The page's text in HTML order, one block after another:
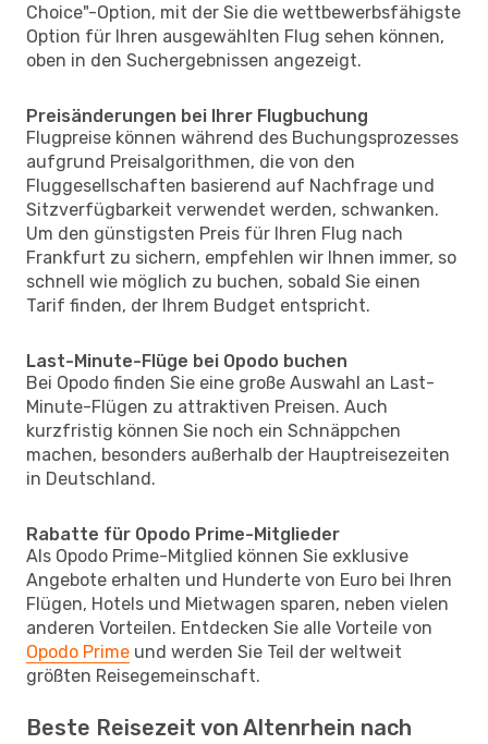
Choice"-Option, mit der Sie die wettbewerbsfähigste
Option für Ihren ausgewählten Flug sehen können,
oben in den Suchergebnissen angezeigt.
Preisänderungen bei Ihrer Flugbuchung
Flugpreise können während des Buchungsprozesses
aufgrund Preisalgorithmen, die von den
Fluggesellschaften basierend auf Nachfrage und
Sitzverfügbarkeit verwendet werden, schwanken.
Um den günstigsten Preis für Ihren Flug nach
Frankfurt zu sichern, empfehlen wir Ihnen immer, so
schnell wie möglich zu buchen, sobald Sie einen
Tarif finden, der Ihrem Budget entspricht.
Last-Minute-Flüge bei Opodo buchen
Bei Opodo finden Sie eine große Auswahl an Last-
Minute-Flügen zu attraktiven Preisen. Auch
kurzfristig können Sie noch ein Schnäppchen
machen, besonders außerhalb der Hauptreisezeiten
in Deutschland.
Rabatte für Opodo Prime-Mitglieder
Als Opodo Prime-Mitglied können Sie exklusive
Angebote erhalten und Hunderte von Euro bei Ihren
Flügen, Hotels und Mietwagen sparen, neben vielen
anderen Vorteilen. Entdecken Sie alle Vorteile von
Opodo Prime und werden Sie Teil der weltweit
größten Reisegemeinschaft.
Beste Reisezeit von Altenrhein nach